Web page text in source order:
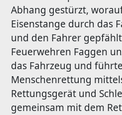
Abhang gestürzt,
Eisenstange durch das
und den Fahrer
Feuerwehren Faggen
das Fahrzeug und
Menschenrettung
Rettungsgerät und
gemeinsam mit dem